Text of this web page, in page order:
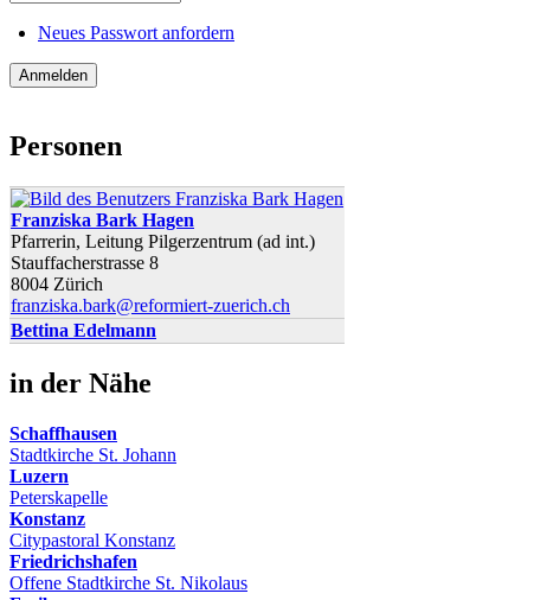
Neues Passwort anfordern
Personen
Franziska Bark Hagen
Pfarrerin, Leitung Pilgerzentrum (ad int.)
Stauffacherstrasse 8
8004 Zürich
franziska.bark@reformiert-zuerich.ch
Bettina Edelmann
in der Nähe
Schaffhausen
Stadtkirche St. Johann
Luzern
Peterskapelle
Konstanz
Citypastoral Konstanz
Friedrichshafen
Offene Stadtkirche St. Nikolaus